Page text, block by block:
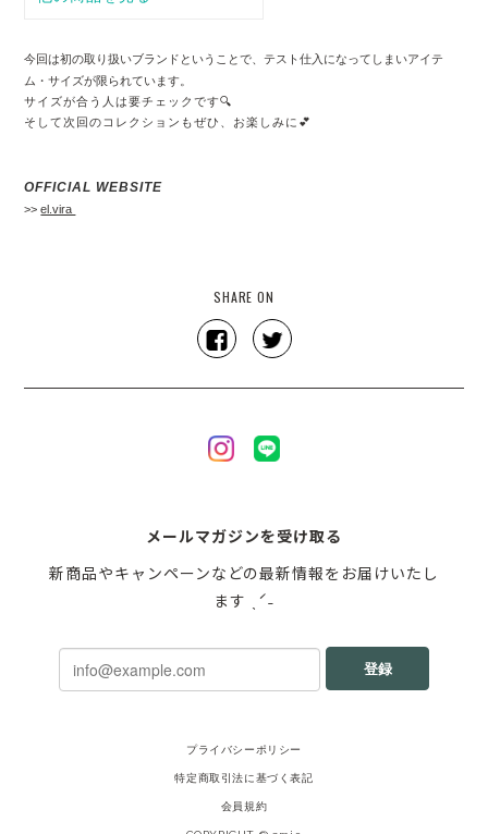
今回は初の取り扱いブランドということで、テスト仕入になってしまいアイテ
ム・サイズが限られています。
サイズが合う人は要チェックです🔍
そして次回のコレクションもぜひ、お楽しみに💕
OFFICIAL WEBSITE
>>el.vira
SHARE ON
メールマガジンを受け取る
新商品やキャンペーンなどの最新情報をお届けいたし
ます ˎˊ˗
登録
プライバシーポリシー
特定商取引法に基づく表記
会員規約